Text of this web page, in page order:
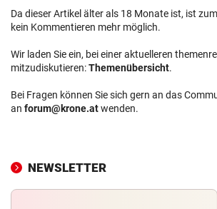
Da dieser Artikel älter als 18 Monate ist, ist
kein Kommentieren mehr möglich.
Wir laden Sie ein, bei einer aktuelleren
mitzudiskutieren:Themenübersicht.
Bei Fragen können Sie sich gern an das
an forum@krone.atwenden.
NEWSLETTER